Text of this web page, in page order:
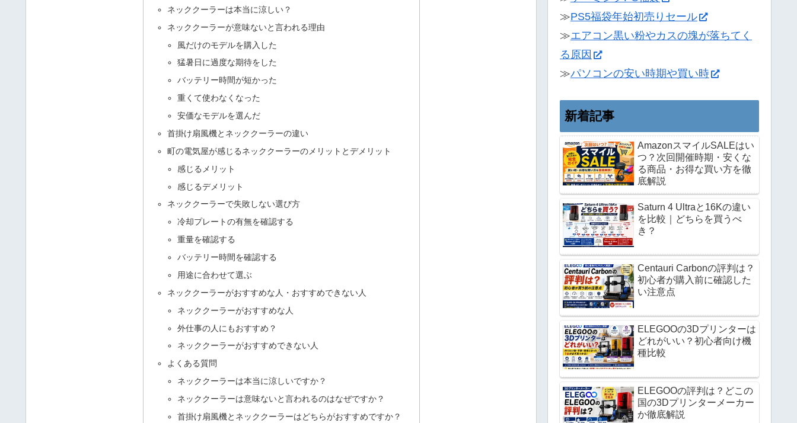
ネッククーラーは本当に涼しい？
ネッククーラーが意味ないと言われる理由
風だけのモデルを購入した
猛暑日に過度な期待をした
バッテリー時間が短かった
重くて使わなくなった
安価なモデルを選んだ
首掛け扇風機とネッククーラーの違い
町の電気屋が感じるネッククーラーのメリットとデメリット
感じるメリット
感じるデメリット
ネッククーラーで失敗しない選び方
冷却プレートの有無を確認する
重量を確認する
バッテリー時間を確認する
用途に合わせて選ぶ
ネッククーラーがおすすめな人・おすすめできない人
ネッククーラーがおすすめな人
外仕事の人にもおすすめ？
ネッククーラーがおすすめできない人
よくある質問
ネッククーラーは本当に涼しいですか？
ネッククーラーは意味ないと言われるのはなぜですか？
首掛け扇風機とネッククーラーはどちらがおすすめですか？
≫PS5福袋年始初売りセール
≫エアコン黒い粉やカスの塊が落ちてく
る原因
≫パソコンの安い時期や買い時
新着記事
AmazonスマイルSALEはい
つ？次回開催時期・安くな
る商品・お得な買い方を徹
底解説
Saturn 4 Ultraと16Kの違い
を比較｜どちらを買うべ
き？
Centauri Carbonの評判は？
初心者が購入前に確認した
い注意点
ELEGOOの3Dプリンターは
どれがいい？初心者向け機
種比較
ELEGOOの評判は？どこの
国の3Dプリンターメーカー
か徹底解説